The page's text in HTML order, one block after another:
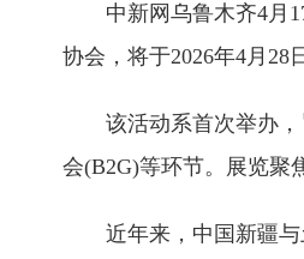
中新网乌鲁木齐4月
协会，将于2026年4月28
该活动系首次举办，
会(B2G)等环节。展览聚
近年来，中国新疆与土